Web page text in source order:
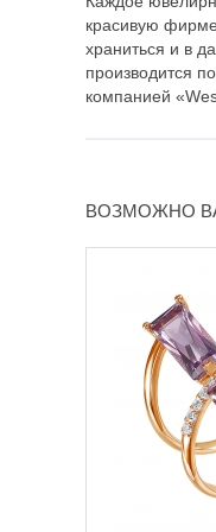
красивую
храниться и в
производится
компанией
ВОЗМОЖНО